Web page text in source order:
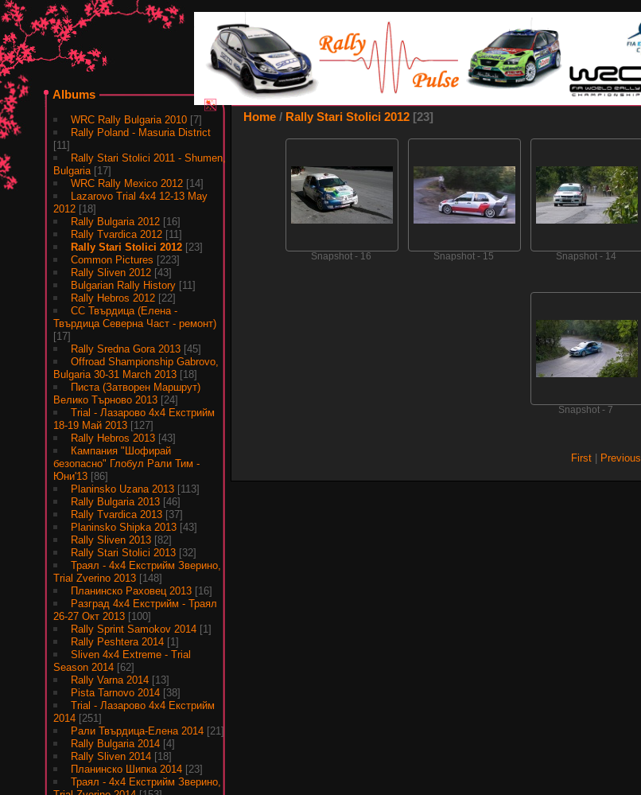
Albums
WRC Rally Bulgaria 2010 [7]
Rally Poland - Masuria District
[11]
Rally Stari Stolici 2011 - Shumen,
Bulgaria [17]
WRC Rally Mexico 2012 [14]
Lazarovo Trial 4x4 12-13 May
2012 [18]
Rally Bulgaria 2012 [16]
Rally Tvardica 2012 [11]
Rally Stari Stolici 2012 [23]
Common Pictures [223]
Rally Sliven 2012 [43]
Bulgarian Rally History [11]
Rally Hebros 2012 [22]
СС Твърдица (Елена -
Твърдица Северна Част - ремонт)
[17]
Rally Sredna Gora 2013 [45]
Offroad Shampionship Gabrovo,
Bulgaria 30-31 March 2013 [18]
Писта (Затворен Маршрут)
Велико Търново 2013 [24]
Trial - Лазарово 4х4 Екстрийм
18-19 Май 2013 [127]
Rally Hebros 2013 [43]
Кампания "Шофирай
безопасно" Глобул Рали Тим -
Юни'13 [86]
Planinsko Uzana 2013 [113]
Rally Bulgaria 2013 [46]
Rally Tvardica 2013 [37]
Planinsko Shipka 2013 [43]
Rally Sliven 2013 [82]
Rally Stari Stolici 2013 [32]
Траял - 4х4 Екстрийм Зверино,
Trial Zverino 2013 [148]
Планинско Раховец 2013 [16]
Разград 4х4 Екстрийм - Траял
26-27 Окт 2013 [100]
Rally Sprint Samokov 2014 [1]
Rally Peshtera 2014 [1]
Sliven 4x4 Extreme - Trial
Season 2014 [62]
Rally Varna 2014 [13]
Pista Tarnovo 2014 [38]
Trial - Лазарово 4х4 Екстрийм
2014 [251]
Рали Твърдица-Елена 2014 [21]
Rally Bulgaria 2014 [4]
Rally Sliven 2014 [18]
Планинско Шипка 2014 [23]
Траял - 4х4 Екстрийм Зверино,
Home / Rally Stari Stolici 2012 [23]
Snapshot - 16 Snapshot - 15 Snapshot - 14
Snapshot - 7
First Previous